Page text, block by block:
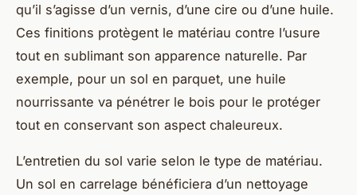
qu’il s’agisse d’un vernis, d’une cire ou d’une huile.
Ces finitions protègent le matériau contre l’usure
tout en sublimant son apparence naturelle. Par
exemple, pour un sol en parquet, une huile
nourrissante va pénétrer le bois pour le protéger
tout en conservant son aspect chaleureux.
L’entretien du sol varie selon le type de matériau.
Un sol en carrelage bénéficiera d’un nettoyage